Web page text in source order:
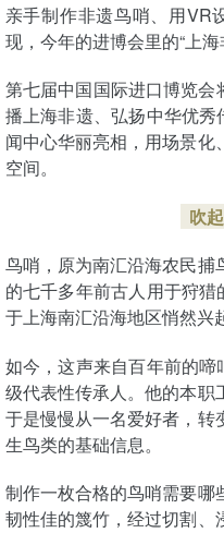
亲手制作非遗鸟哨、用
现，今年的进博会里的“上
第七届中国国际进口博览
播上海非遗、弘扬中华优秀
闻中心华丽亮相，用场景
空间。
吹
鸟哨，原为南汇沿海农民捕
的七千多年前古人用于狩猎
于上海南汇沿海地区悄然兴
如今，这声来自百年前的啼
级代表性传承人。他的本职
于是慢慢从一名爱好者，转
生鸟类的基础信息。
制作一枚合格的鸟哨需要
韧性佳的篾竹，经过切割